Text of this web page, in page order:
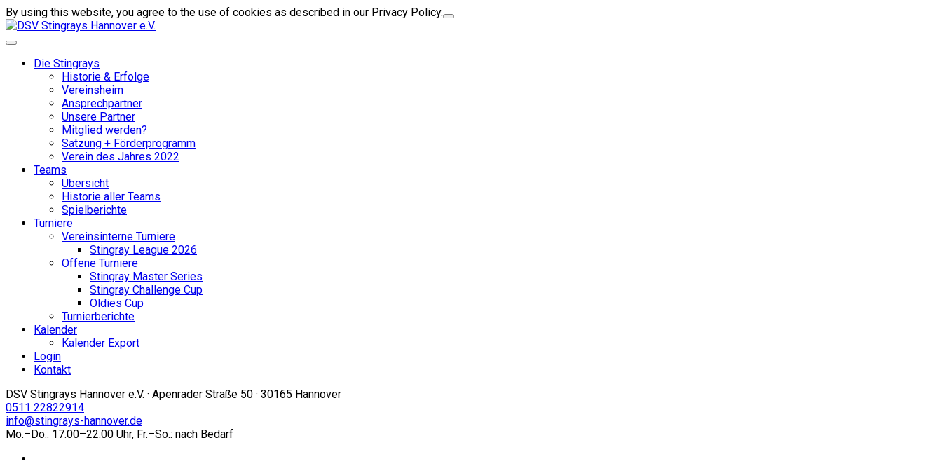
By using this website, you agree to the use of cookies as described in our Privacy Policy.
Die Stingrays
Historie & Erfolge
Vereinsheim
Ansprechpartner
Unsere Partner
Mitglied werden?
Satzung + Förderprogramm
Verein des Jahres 2022
Teams
Übersicht
Historie aller Teams
Spielberichte
Turniere
Vereinsinterne Turniere
Stingray League 2026
Offene Turniere
Stingray Master Series
Stingray Challenge Cup
Oldies Cup
Turnierberichte
Kalender
Kalender Export
Login
Kontakt
DSV Stingrays Hannover e.V. · Apenrader Straße 50 · 30165 Hannover
0511 22822914
info@stingrays-hannover.de
Mo.–Do.: 17.00–22.00 Uhr, Fr.–So.: nach Bedarf